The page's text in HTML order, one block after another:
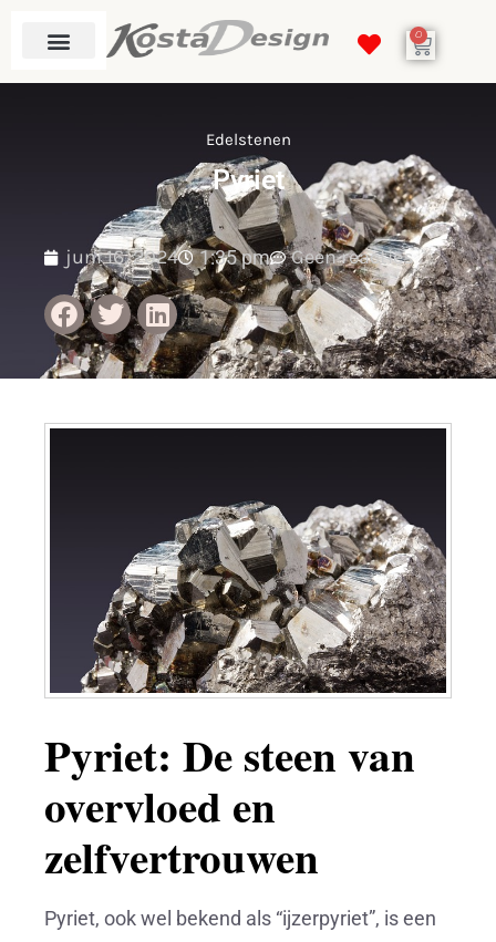
0
Edelstenen
Pyriet
juni 16, 2024 1:35 pm Geen reacties
Pyriet: De steen van
overvloed en
zelfvertrouwen
Pyriet, ook wel bekend als “ijzerpyriet”, is een